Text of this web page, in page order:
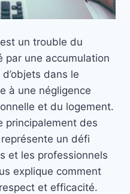
un trouble du
par une accumulation
dans le
à une négligence
et du logement.
principalement des
un défi
et les professionnels
explique comment
et efficacité.